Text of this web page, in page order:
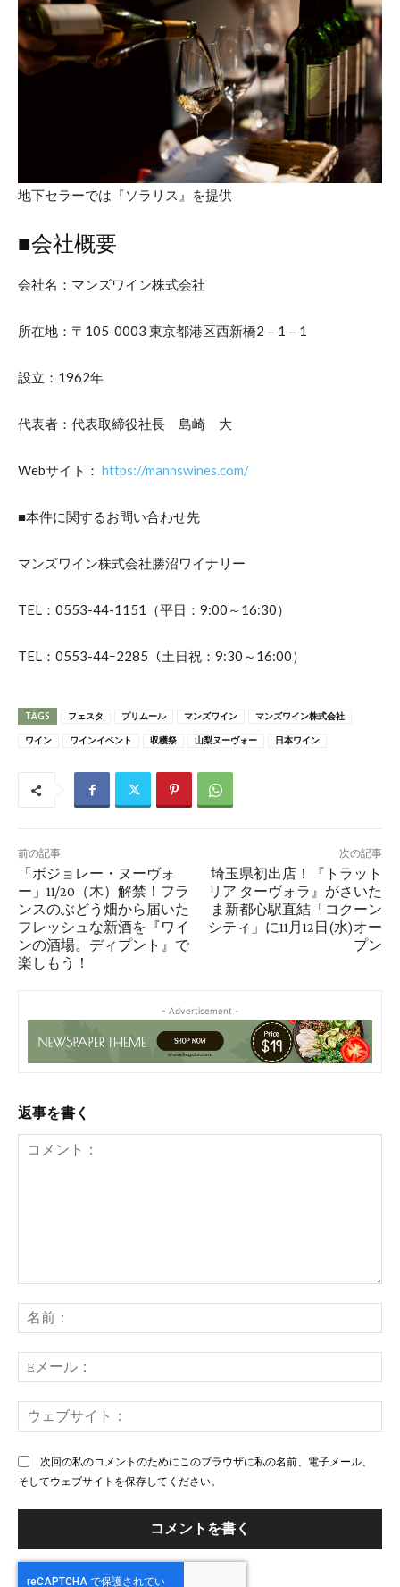
地下セラーでは『ソラリス』を提供
■会社概要
会社名：マンズワイン株式会社
所在地：〒105-0003 東京都港区西新橋2－1－1
設立：1962年
代表者：代表取締役社長 島崎 大
Webサイト： https://mannswines.com/
■本件に関するお問い合わせ先
マンズワイン株式会社勝沼ワイナリー
TEL：0553-44-1151（平日：9:00～16:30）
TEL：0553-44ｰ2285（土日祝：9:30～16:00）
TAGS フェスタ プリムール マンズワイン マンズワイン株式会社
ワイン ワインイベント 収穫祭 山梨ヌーヴォー 日本ワイン
前の記事
「ボジョレー・ヌーヴォ
ー」11/20（木）解禁！フラ
ンスのぶどう畑から届いた
フレッシュな新酒を『ワイ
ンの酒場。ディプント』で
楽しもう！
次の記事
埼玉県初出店！『トラット
リア ターヴォラ』がさいた
ま新都心駅直結「コクーン
シティ」に11月12日(水)オー
プン
- Advertisement -
返事を書く
ン
ト：
前
メ
ー
ェ
次回の私のコメントのためにこのブラウザに私の名前、電子メール、
そしてウェブサイトを保存してください。